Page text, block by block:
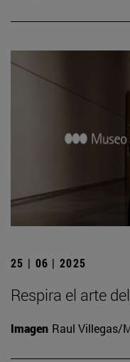
25 | 06 | 2025
Respira el arte
Imagen Raul Villegas/